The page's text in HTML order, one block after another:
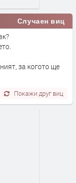
Случаен виц
за когото ще
Покажи друг виц